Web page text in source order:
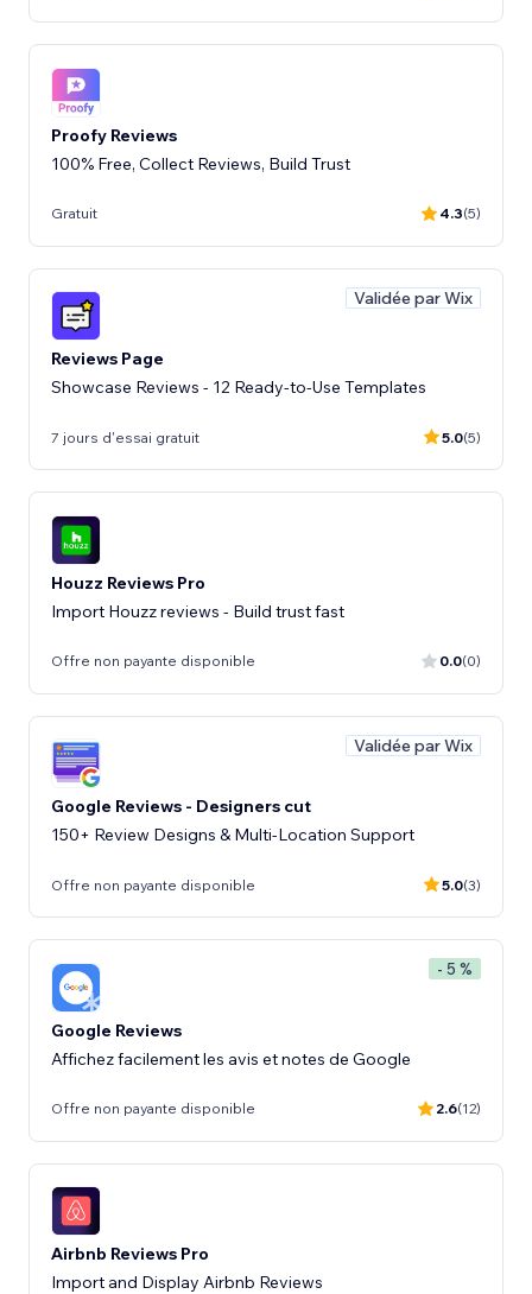
Proofy Reviews
100% Free, Collect Reviews, Build Trust
Gratuit 4.3(5)
Validée par Wix
Reviews Page
Showcase Reviews - 12 Ready-to-Use Templates
7 jours d'essai gratuit 5.0(5)
Houzz Reviews Pro
Import Houzz reviews - Build trust fast
Offre non payante disponible 0.0(0)
Validée par Wix
Google Reviews - Designers cut
150+ Review Designs & Multi-Location Support
Offre non payante disponible 5.0(3)
- 5 %
Google Reviews
Affichez facilement les avis et notes de Google
Offre non payante disponible 2.6(12)
Airbnb Reviews Pro
Import and Display Airbnb Reviews